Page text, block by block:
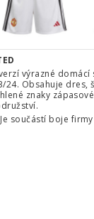
výrazné
Obsahuje dres,
znaky zápasové
součástí boje